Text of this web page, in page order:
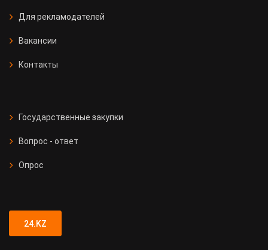
Для рекламодателей
Вакансии
Контакты
Государственные закупки
Вопрос - ответ
Опрос
24.KZ